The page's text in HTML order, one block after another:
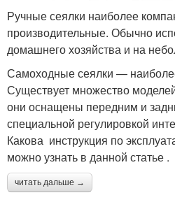
Ручные сеялки наиболее
производительные. Обычно
домашнего хозяйства и на
Самоходные сеялки —
Существует множество
они оснащены передним и
специальной регулировкой
Какова инструкция по
можно узнать в данной статье .
читать дальше →